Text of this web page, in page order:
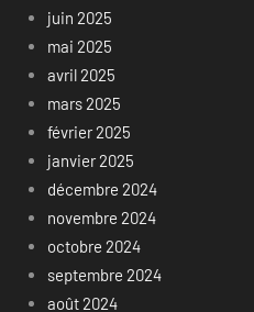
juin 2025
mai 2025
avril 2025
mars 2025
février 2025
janvier 2025
décembre 2024
novembre 2024
octobre 2024
septembre 2024
août 2024